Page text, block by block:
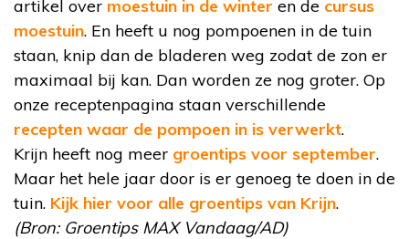
artikel over moestuin in de winter en de cursus
moestuin. En heeft u nog pompoenen in de tuin
staan, knip dan de bladeren weg zodat de zon er
maximaal bij kan. Dan worden ze nog groter. Op
onze receptenpagina staan verschillende
recepten waar de pompoen in is verwerkt.
Krijn heeft nog meer groentips voor september.
Maar het hele jaar door is er genoeg te doen in de
tuin. Kijk hier voor alle groentips van Krijn.
(Bron: Groentips MAX Vandaag/AD)